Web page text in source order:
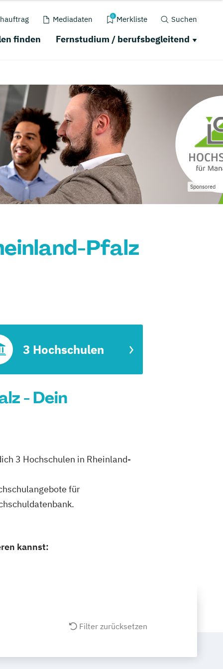
Mediadaten 0 Merkliste Suchen
finden Fernstudium / berufsbegleitend
Sponsored
Pfalz
3 Hochschulen
- Dein
3 Hochschulen in Rheinland-
für
kannst:
Filter zurücksetzen